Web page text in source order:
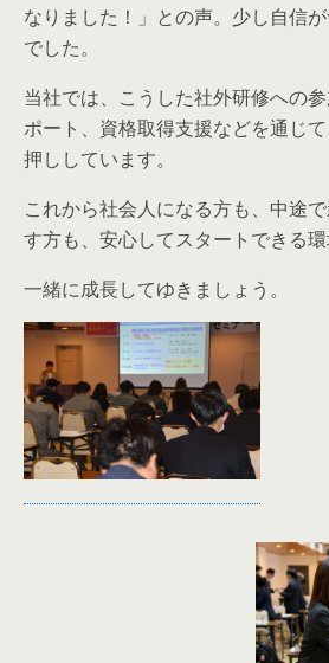
なりました！」との声。少し自信
でした。
当社では、こうした社外研修への
ポート、資格取得支援などを通じ
押ししています。
これから社会人になる方も、中途
す方も、安心してスタートできる環
一緒に成長してゆきましょう。